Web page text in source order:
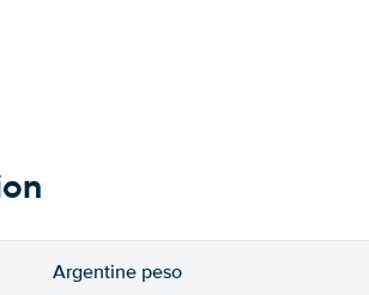
Argentine peso